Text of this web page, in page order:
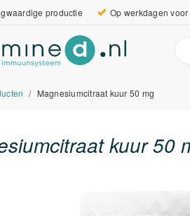
productie Op werkdagen
Magnesiumcitraat kuur 50 mg
kuur 50